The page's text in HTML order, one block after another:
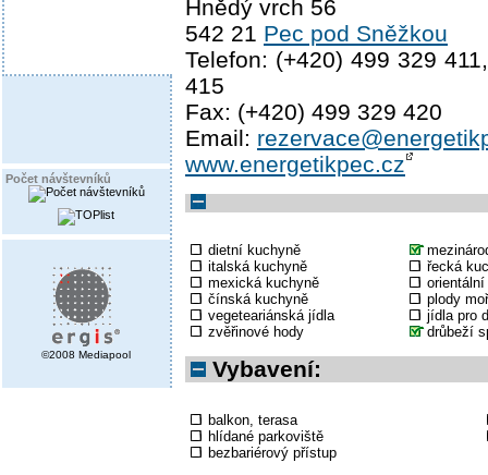
Počet návštevníků
©2008 Mediapool
Hnědý vrch 56
542 21 Pec pod Sněžkou
Telefon: (+420) 499 329
415
Fax: (+420) 499 329 420
Email:
www.energetikpec.cz
dietní kuchyně
italská kuchyně
řecká
mexická kuchyně
čínská kuchyně
plody
vegeteariánská jídla
jídla pro
zvěřinové hody
drůbeží
Vybavení:
balkon, terasa
hlídané parkoviště
bezbariérový přístup